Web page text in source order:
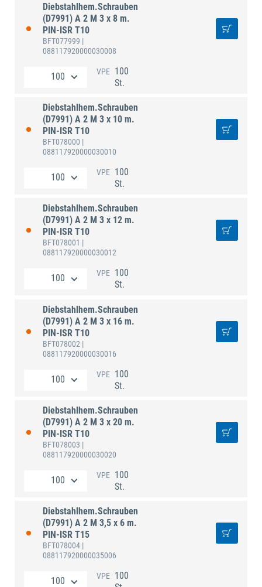
Diebstahlhem.Schrauben
(D7991) A 2 M 3 x 8 m.
PIN-ISR T10
BFT077999 |
088117920000030008
VPE 100
St.
Diebstahlhem.Schrauben
(D7991) A 2 M 3 x 10 m.
PIN-ISR T10
BFT078000 |
088117920000030010
VPE 100
St.
Diebstahlhem.Schrauben
(D7991) A 2 M 3 x 12 m.
PIN-ISR T10
BFT078001 |
088117920000030012
VPE 100
St.
Diebstahlhem.Schrauben
(D7991) A 2 M 3 x 16 m.
PIN-ISR T10
BFT078002 |
088117920000030016
VPE 100
St.
Diebstahlhem.Schrauben
(D7991) A 2 M 3 x 20 m.
PIN-ISR T10
BFT078003 |
088117920000030020
VPE 100
St.
Diebstahlhem.Schrauben
(D7991) A 2 M 3,5 x 6 m.
PIN-ISR T15
BFT078004 |
088117920000035006
VPE 100